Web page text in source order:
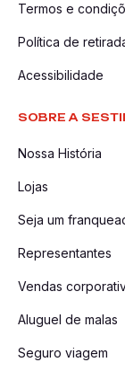
Termos e
Política de
Acessibilidade
SOBRE A
Nossa História
Lojas
Seja um
Representantes
Vendas
Aluguel de malas
Seguro viagem